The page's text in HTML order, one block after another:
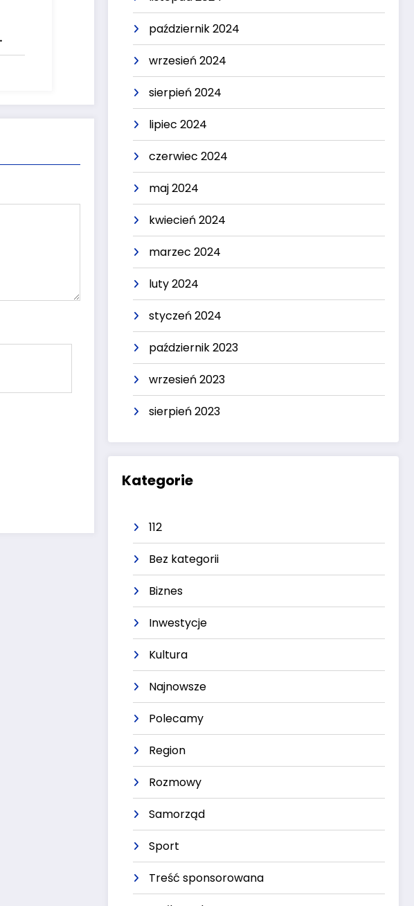
październik 2024
wrzesień 2024
sierpień 2024
lipiec 2024
czerwiec 2024
maj 2024
kwiecień 2024
marzec 2024
luty 2024
styczeń 2024
październik 2023
wrzesień 2023
sierpień 2023
Kategorie
112
Bez kategorii
Biznes
Inwestycje
Kultura
Najnowsze
Polecamy
Region
Rozmowy
Samorząd
Sport
Treść sponsorowana